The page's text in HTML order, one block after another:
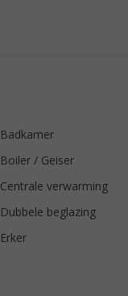
Badkamer
Boiler / Geiser
Centrale verwarming
Dubbele beglazing
Erker